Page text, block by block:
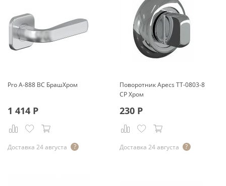
Pro A-888 BС БрашХром
1 414 Р
Доставка 24 августа
Поворотник Apecs ТТ-0803-8
CP Хром
230Р
Доставка 24 августа